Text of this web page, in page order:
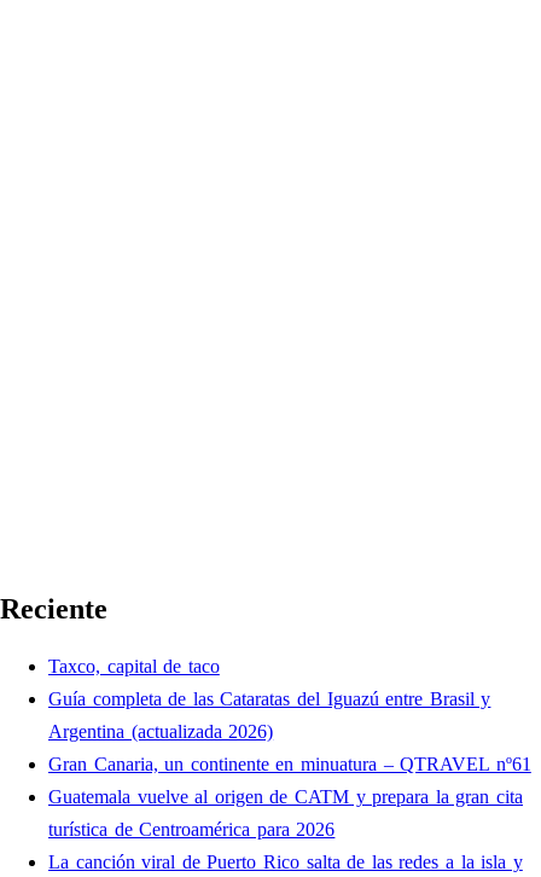
Reciente
Taxco, capital de taco
Guía completa de las Cataratas del Iguazú entre Brasil y
Argentina (actualizada 2026)
Gran Canaria, un continente en minuatura – QTRAVEL nº61
Guatemala vuelve al origen de CATM y prepara la gran cita
turística de Centroamérica para 2026
La canción viral de Puerto Rico salta de las redes a la isla y